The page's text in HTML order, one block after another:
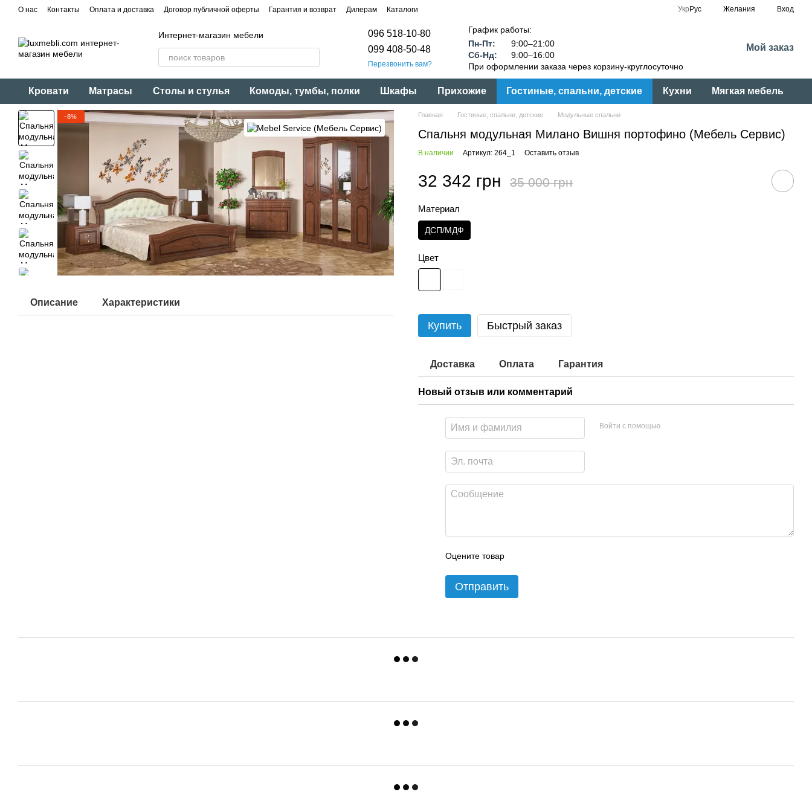
Перейти к основному контенту
О нас Контакты Оплата и доставка Договор публичной оферты Гарантия и возврат Дилерам Каталоги Укр Рус Желания Вход
Интернет-магазин мебели
096 518-10-80
099 408-50-48
Перезвонить вам?
График работы:
Пн-Пт:
9:00–21:00
Сб-Нд:
9:00–16:00
При оформлении заказа через корзину-круглосуточно
Мой заказ
Кровати Матрасы Столы и стулья Комоды, тумбы, полки Шкафы Прихожие Гостиные, спальни, детские Кухни Мягкая мебель
−8%
Описание Характеристики
Главная Гостиные, спальни, детские Модульные спальни
Спальня модульная Милано Вишня портофино (Мебель Сервис)
В наличии Артикул: 264_1 Оставить отзыв
32 342 грн 35 000 грн
Материал
ДСП/МДФ
Цвет
Купить Быстрый заказ
Доставка Оплата Гарантия
Новый отзыв или комментарий
Войти с помощью
Оцените товар
Отправить